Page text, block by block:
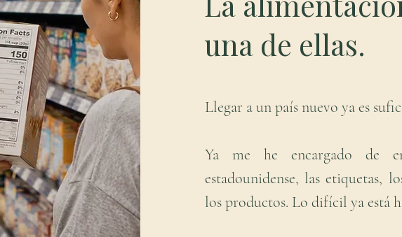
una de ellas.
Llegar a un país nuevo ya es
Ya me he encargado de
estadounidense, las etiquetas,
los productos. Lo difícil ya está